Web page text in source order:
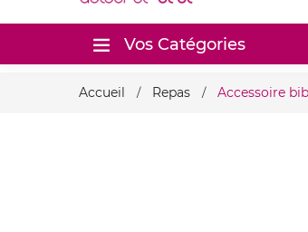
Vos Catégories
Accueil Repas Accessoire